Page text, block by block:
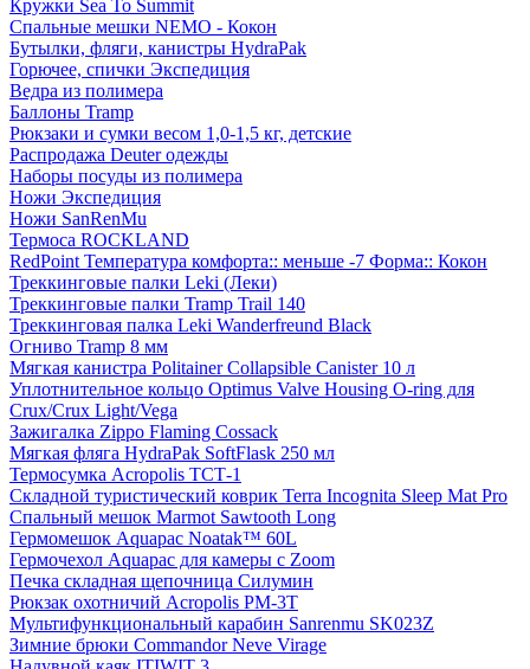
Кружки Sea To Summit
Спальные мешки NEMO - Кокон
Бутылки, фляги, канистры HydraPak
Горючее, спички Экспедиция
Ведра из полимера
Баллоны Tramp
Рюкзаки и сумки весом 1,0-1,5 кг, детские
Распродажа Deuter одежды
Наборы посуды из полимера
Ножи Экспедиция
Ножи SanRenMu
Термоса ROCKLAND
RedPoint Температура комфорта:: меньше -7 Форма:: Кокон
Треккинговые палки Leki (Леки)
Треккинговые палки Tramp Trail 140
Треккинговая палка Leki Wanderfreund Black
Огниво Tramp 8 мм
Мягкая канистра Politainer Collapsible Canister 10 л
Уплотнительное кольцо Optimus Valve Housing O-ring для
Crux/Crux Light/Vega
Зажигалка Zippo Flaming Cossack
Мягкая фляга HydraPak SoftFlask 250 мл
Термосумка Acropolis ТСТ-1
Складной туристический коврик Terra Incognita Sleep Mat Pro
Спальный мешок Marmot Sawtooth Long
Гермомешок Aquapac Noatak™ 60L
Гермочехол Aquapac для камеры с Zoom
Печка складная щепочница Силумин
Рюкзак охотничий Acropolis РМ-3T
Мультифункциональный карабин Sanrenmu SK023Z
Зимние брюки Commandor Neve Virage